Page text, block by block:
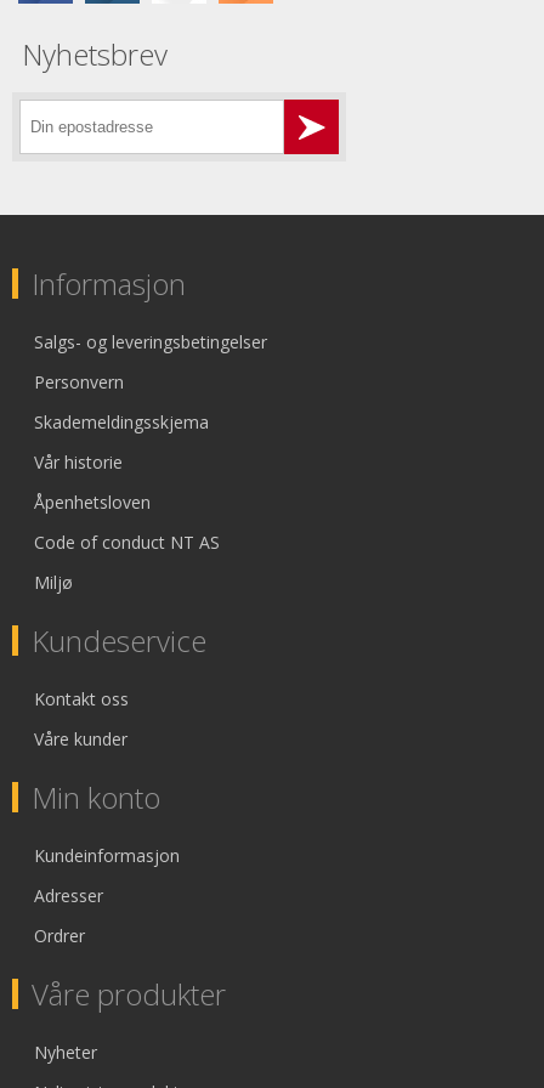
Nyhetsbrev
Informasjon
Salgs- og leveringsbetingelser
Personvern
Skademeldingsskjema
Vår historie
Åpenhetsloven
Code of conduct NT AS
Miljø
Kundeservice
Kontakt oss
Våre kunder
Min konto
Kundeinformasjon
Adresser
Ordrer
Våre produkter
Nyheter